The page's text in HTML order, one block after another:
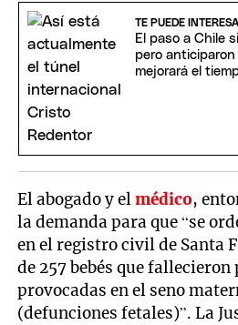
TE PUEDE
El paso a Chile
pero
mejorará el
El abogado y elmédico,
la demanda para que “se
en el registro civil de Santa
de 257 bebés que
provocadas en el seno
(defunciones fetales)”. La